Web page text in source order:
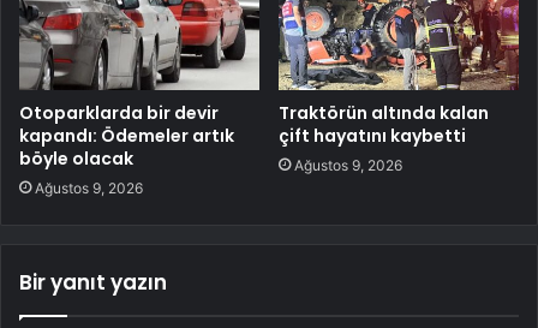
Otoparklarda bir devir
kapandı: Ödemeler artık
böyle olacak
Ağustos 9, 2026
Traktörün altında kalan
çift hayatını kaybetti
Ağustos 9, 2026
Bir yanıt yazın